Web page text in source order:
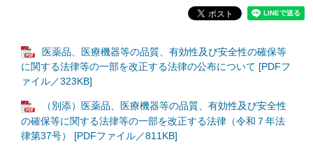
医薬品、医療機器等の品質、有効性及び安全性の確保等
に関する法律等の一部を改正する法律の公布について [PDFフ
ァイル／323KB]
（別添）医薬品、医療機器等の品質、有効性及び安全性
の確保等に関する法律等の一部を改正する法律（令和７年法
律第37号） [PDFファイル／811KB]